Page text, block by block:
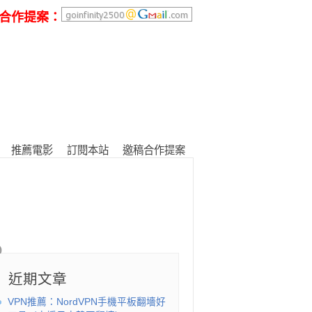
作提案：
推薦電影 訂閱本站 邀稿合作提案
近期文章
VPN推薦：NordVPN手機平板翻墻好